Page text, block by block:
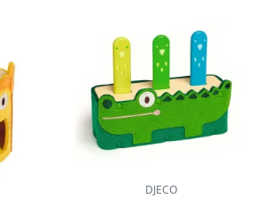
retrouve la gamme
CandyLab Toys ou encore
Holztiger
DJECO